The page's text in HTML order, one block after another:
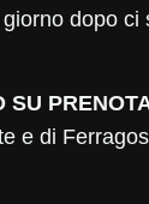
dopo ci
e di